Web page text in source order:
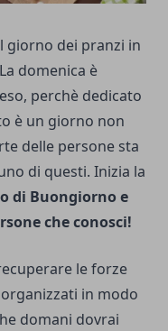
giorno dei pranzi in
domenica è
perchè dedicato
è un giorno non
delle persone sta
di questi. Inizia la
di Buongiorno e
che conosci!
le forze
in modo
domani dovrai